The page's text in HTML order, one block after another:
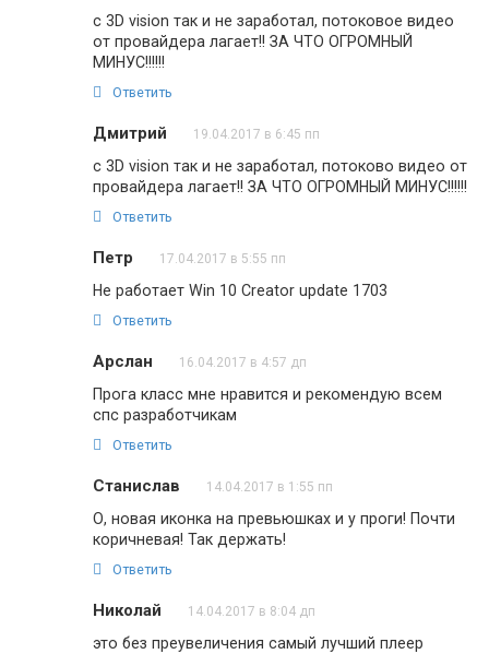
с 3D vision так и не заработал, потоковое видео
от провайдера лагает!! ЗА ЧТО ОГРОМНЫЙ
МИНУС!!!!!!
Ответить
Дмитрий 19.04.2017 в 6:45 пп
с 3D vision так и не заработал, потоково видео от
провайдера лагает!! ЗА ЧТО ОГРОМНЫЙ МИНУС!!!!!!
Ответить
Петр 17.04.2017 в 5:55 пп
Не работает Win 10 Creator update 1703
Ответить
Арслан 16.04.2017 в 4:57 дп
Прога класс мне нравится и рекомендую всем
спс разработчикам
Ответить
Станислав 14.04.2017 в 1:55 пп
О, новая иконка на превьюшках и у проги! Почти
коричневая! Так держать!
Ответить
Николай 14.04.2017 в 8:04 дп
это без преувеличения самый лучший плеер